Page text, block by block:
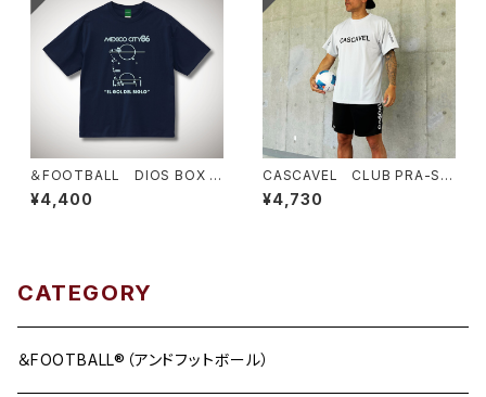
＆FOOTBALL DIOS BOX T
EE ネイビー×アルゼンチンブ
ルー
¥4,400
CASCAVEL CLUB PRA-SHI
RT シルバーグレー
¥4,730
CATEGORY
＆FOOTBALL®（アンドフットボール）